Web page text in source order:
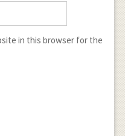
in this browser for the